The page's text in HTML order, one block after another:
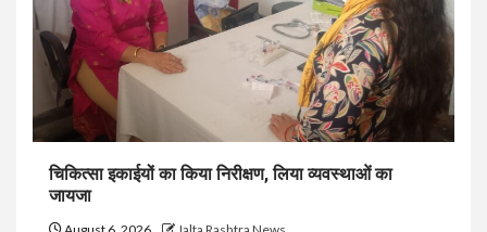
चिकित्सा इकाईयों का किया निरीक्षण, लिया व्यवस्थाओं का
जायजा